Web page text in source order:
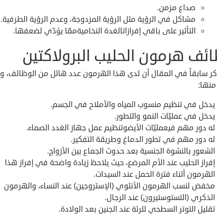
صداع مزمن.
مشاكل في الرؤية مثل الرؤية المزدوجة، وعدم الرؤية الطرفية.
التأثير على باقي إفرازاتالغدة النخاميةممّا يؤدّي لضعفها.
هرمون الحليب البرولاكتين
سابقاً في المقال أن لدى هذا الهرمون عدد هائل من الوظائف،
يدخل في تنظيم منسوب المياه والأملاح في الجسم.
يدخل في عمليّات النمو والتطور.
له دور مهم فيعمليّات الأيضوتنظيم عمل جهاز الغدد الصماء.
له دور مهم في تطور الدماغ وطريقة التفكير.
الشعور بالنشوة الجنسية بعد حدوث الجماع بين الأزواج.
إفراز الحليب عند الأم المرضع، حيث يلاحظ زيادة واضحة في إفراز هذا
الهرمون أثناء فترة الحمل عند السيدات.
مخفض لنسب الهرمون الأنثوي (الإستروجين) عند النساء، والهرمون
الذكري (التستوستيرون) عند الرجال.
تقليل التوتر السطحي للرئة عند الجنين بعد الولادة.